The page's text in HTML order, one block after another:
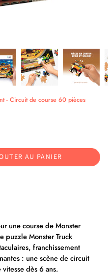
- Circuit de course 60 pièces
AU PANIER
une course de Monster
puzzle Monster Truck
franchissement
: une scène de circuit
dès 6 ans.